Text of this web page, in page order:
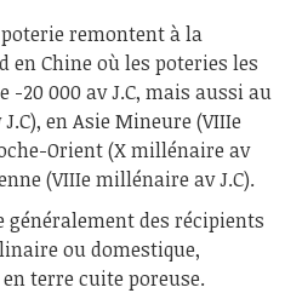
remontent à la
en Chine où les poteries les
-20 000 av J.C, mais aussi au
en Asie Mineure (VIIIe
Orient (X millénaire av
(VIIIe millénaire av J.C).
généralement des récipients
ou domestique,
terre cuite poreuse.